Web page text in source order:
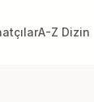
A-Z Dizin